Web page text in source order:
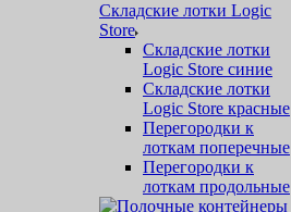
Складские лотки Logic
Store
Складские лотки
Logic Store синие
Складские лотки
Logic Store красные
Перегородки к
лоткам поперечные
Перегородки к
лоткам продольные